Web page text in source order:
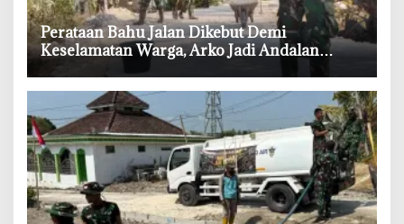
‎Perataan Bahu Jalan Dikebut Demi
Keselamatan Warga, Arko Jadi Andalan
Satgas TMMD Bojonegoro